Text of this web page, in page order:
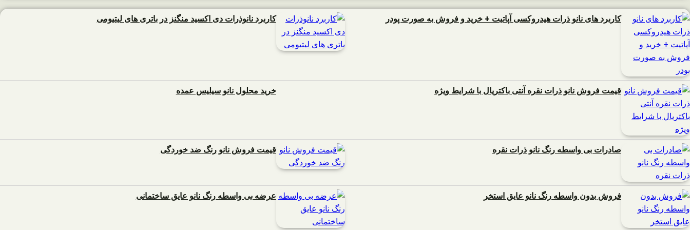
کاربرد های نانو ذرات هیدروکسی آپاتیت + خرید و فروش به صورت پودر کاربرد نانوذرات دی اکسید منگنز در باتری های لیتیومی
قیمت فروش نانو ذرات نقره آنتی باکتریال با شرایط ویژه خرید محلول نانو سیلیس عمده
صادرات بی واسطه رنگ نانو ذرات نقره قیمت فروش نانو رنگ ضد خوردگی
فروش بدون واسطه رنگ نانو عایق استخر عرضه بی واسطه رنگ نانو عایق ساختمانی